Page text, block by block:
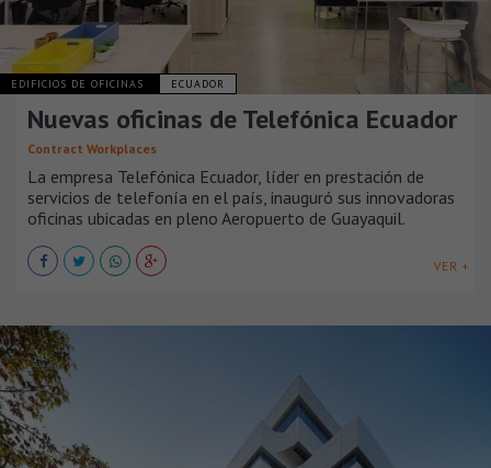
EDIFICIOS DE OFICINAS ECUADOR
Nuevas oficinas de Telefónica Ecuador
Contract Workplaces
La empresa Telefónica Ecuador, líder en prestación de
servicios de telefonía en el país, inauguró sus innovadoras
oficinas ubicadas en pleno Aeropuerto de Guayaquil.
VER +